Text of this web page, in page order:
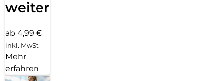
weiter
ab 4,99 €
inkl. MwSt.
Mehr
erfahren